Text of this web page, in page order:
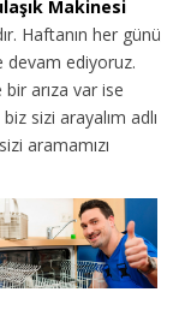
Makinesi
Haftanın her günü
devam ediyoruz.
arıza var ise
sizi arayalım adlı
aramamızı